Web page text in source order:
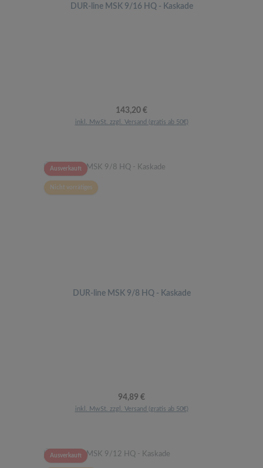
DUR-line MSK 9/16 HQ - Kaskade
Regulärer Preis:
143,20 €
inkl. MwSt. zzgl. Versand (gratis ab 50€)
Ausverkauft
Nicht vorrätiges
DUR-line MSK 9/8 HQ - Kaskade
Regulärer Preis:
94,89 €
inkl. MwSt. zzgl. Versand (gratis ab 50€)
Ausverkauft